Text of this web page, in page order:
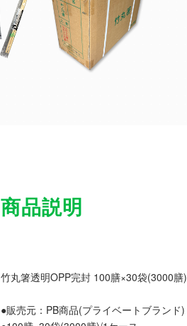
商品説明
竹丸箸透明OPP完封 100膳×30袋(3000膳)
●販売元：PB商品(プライベートブランド)